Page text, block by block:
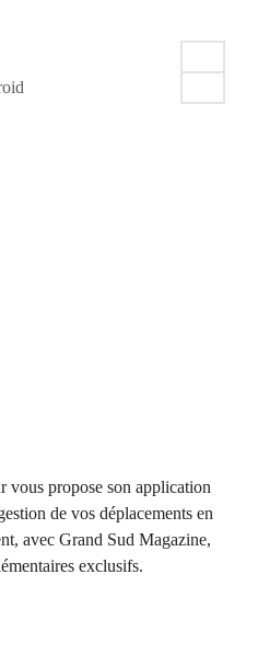
vous propose son application
de vos déplacements en
avec Grand Sud Magazine,
exclusifs.